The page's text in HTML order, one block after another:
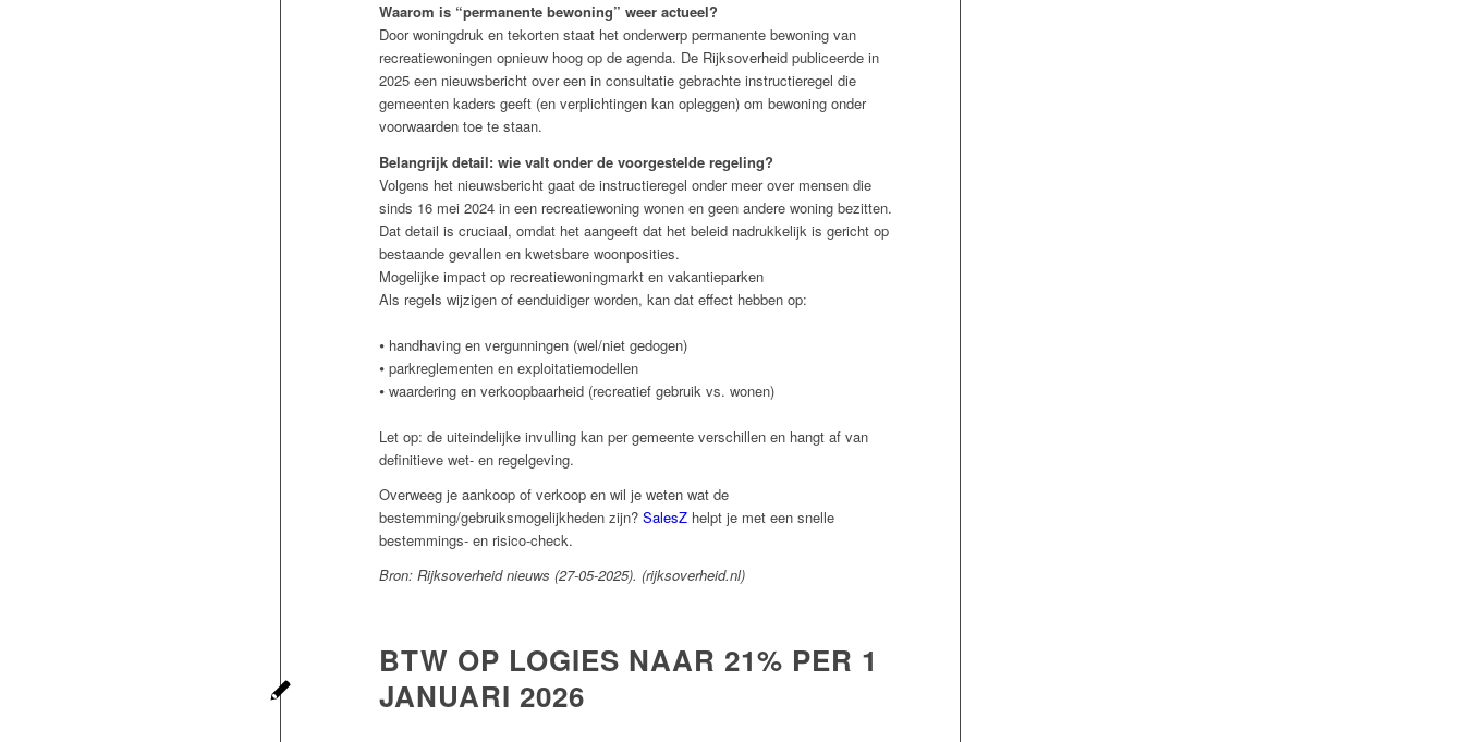
Waarom is “permanente bewoning” weer actueel?
Door woningdruk en tekorten staat het onderwerp permanente bewoning van
recreatiewoningen opnieuw hoog op de agenda. De Rijksoverheid publiceerde in
2025 een nieuwsbericht over een in consultatie gebrachte instructieregel die
gemeenten kaders geeft (en verplichtingen kan opleggen) om bewoning onder
voorwaarden toe te staan.
Belangrijk detail: wie valt onder de voorgestelde regeling?
Volgens het nieuwsbericht gaat de instructieregel onder meer over mensen die
sinds 16 mei 2024 in een recreatiewoning wonen en geen andere woning bezitten.
Dat detail is cruciaal, omdat het aangeeft dat het beleid nadrukkelijk is gericht op
bestaande gevallen en kwetsbare woonposities.
Mogelijke impact op recreatiewoningmarkt en vakantieparken
Als regels wijzigen of eenduidiger worden, kan dat effect hebben op:
⦁ handhaving en vergunningen (wel/niet gedogen)
⦁ parkreglementen en exploitatiemodellen
⦁ waardering en verkoopbaarheid (recreatief gebruik vs. wonen)
Let op: de uiteindelijke invulling kan per gemeente verschillen en hangt af van
definitieve wet- en regelgeving.
Overweeg je aankoop of verkoop en wil je weten wat de
bestemming/gebruiksmogelijkheden zijn? SalesZ helpt je met een snelle
bestemmings- en risico-check.
Bron: Rijksoverheid nieuws (27-05-2025). (rijksoverheid.nl)
BTW OP LOGIES NAAR 21% PER 1
JANUARI 2026